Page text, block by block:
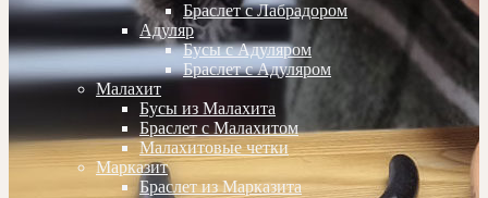
Браслет с Лабрадором
Адуляр
Бусы с Адуляром
Браслет с Адуляром
Малахит
Бусы из Малахита
Браслет с Малахитом
Малахитовые четки
Марказит
Браслет из Марказита